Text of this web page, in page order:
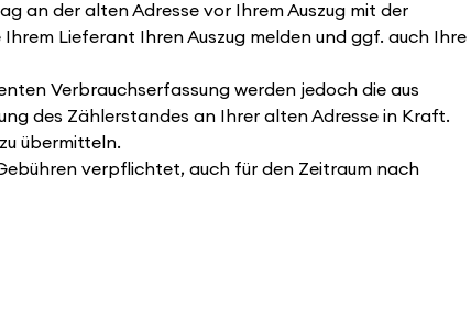
an der alten Adresse vor Ihrem Auszug mit der
Lieferant Ihren Auszug melden und ggf. auch Ihre
Verbrauchserfassung werden jedoch die aus
des Zählerstandes an Ihrer alten Adresse in Kraft.
übermitteln.
verpflichtet, auch für den Zeitraum nach